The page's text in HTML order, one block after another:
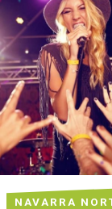
NAVARRA